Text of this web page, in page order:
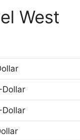
West
Dollar
Dollar